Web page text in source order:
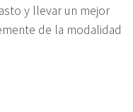
y llevar un mejor
de la modalidad